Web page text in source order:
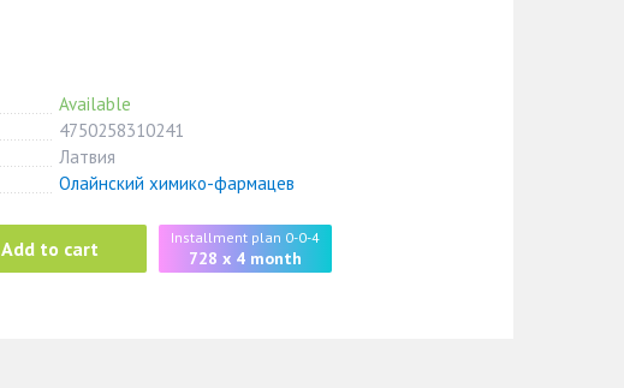
Available
4750258310241
Латвия
Олайнский химико-фармацев
Add to cart Installment plan 0-0-4
728 x 4 month